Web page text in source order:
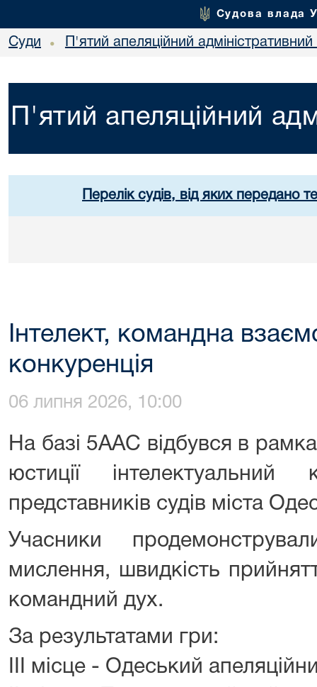
Судова влада
Суди • П'ятий апеляційний адміністративний
П'ятий апеляційний
Перелік судів, від яких передано
Інтелект, командна
конкуренція
06 липня 2026, 10:00
На базі 5ААС відбувся в
юстиції
представників судів міста
Учасники
мислення, швидкість
командний дух.
За результатами гри:
ІІІ місце - Одеський